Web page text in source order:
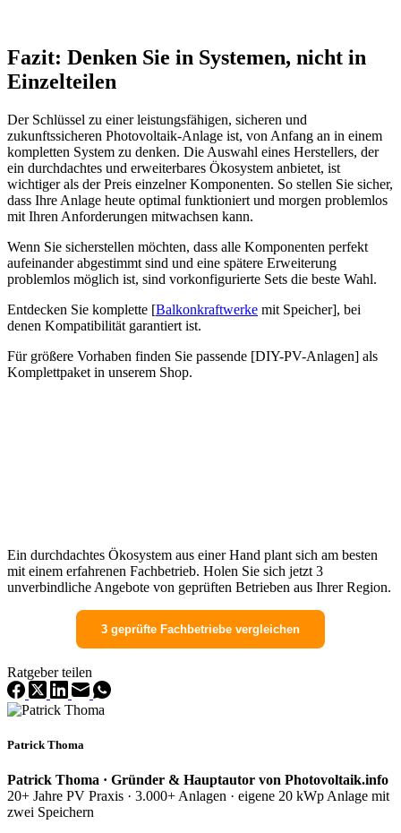
Fazit: Denken Sie in Systemen, nicht in
Einzelteilen
Der Schlüssel zu einer leistungsfähigen, sicheren und
zukunftssicheren Photovoltaik-Anlage ist, von Anfang an in einem
kompletten System zu denken. Die Auswahl eines Herstellers, der
ein durchdachtes und erweiterbares Ökosystem anbietet, ist
wichtiger als der Preis einzelner Komponenten. So stellen Sie sicher,
dass Ihre Anlage heute optimal funktioniert und morgen problemlos
mit Ihren Anforderungen mitwachsen kann.
Wenn Sie sicherstellen möchten, dass alle Komponenten perfekt
aufeinander abgestimmt sind und eine spätere Erweiterung
problemlos möglich ist, sind vorkonfigurierte Sets die beste Wahl.
Entdecken Sie komplette [Balkonkraftwerke mit Speicher], bei
denen Kompatibilität garantiert ist.
Für größere Vorhaben finden Sie passende [DIY-PV-Anlagen] als
Komplettpaket in unserem Shop.
Ein durchdachtes Ökosystem aus einer Hand plant sich am besten
mit einem erfahrenen Fachbetrieb. Holen Sie sich jetzt 3
unverbindliche Angebote von geprüften Betrieben aus Ihrer Region.
3 geprüfte Fachbetriebe vergleichen
Ratgeber teilen
Patrick Thoma
Patrick Thoma · Gründer & Hauptautor von Photovoltaik.info
20+ Jahre PV Praxis · 3.000+ Anlagen · eigene 20 kWp Anlage mit
zwei Speichern